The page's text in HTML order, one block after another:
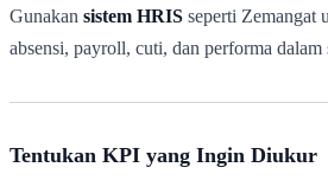
Gunakan sistem HRIS seperti Zemangat
absensi, payroll, cuti, dan performa dalam
Tentukan KPI yang Ingin Diukur